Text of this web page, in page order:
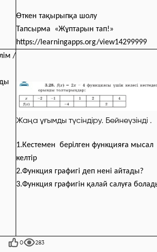
Өткен тақырыпқа шолу
Тапсырма «Жұптарын тап!»
https://learningapps.org/view14299999
/
Жаңа ұғымды түсіндіру. Бейнеүзінді .
1.Кестемен берілген функцияға мысал
келтір
2.Функция графигі деп нені айтады?
3.Функция графигін қалай салуға
0 283